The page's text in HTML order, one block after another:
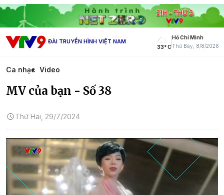
ĐÀI TRUYỀN HÌNH VIỆT NAM
33° C
Hồ Chí Minh
Thứ Bảy, 8/8/2026
Ca nhạc Video
MV của bạn - Số 38
Thứ Hai, 29/7/2024